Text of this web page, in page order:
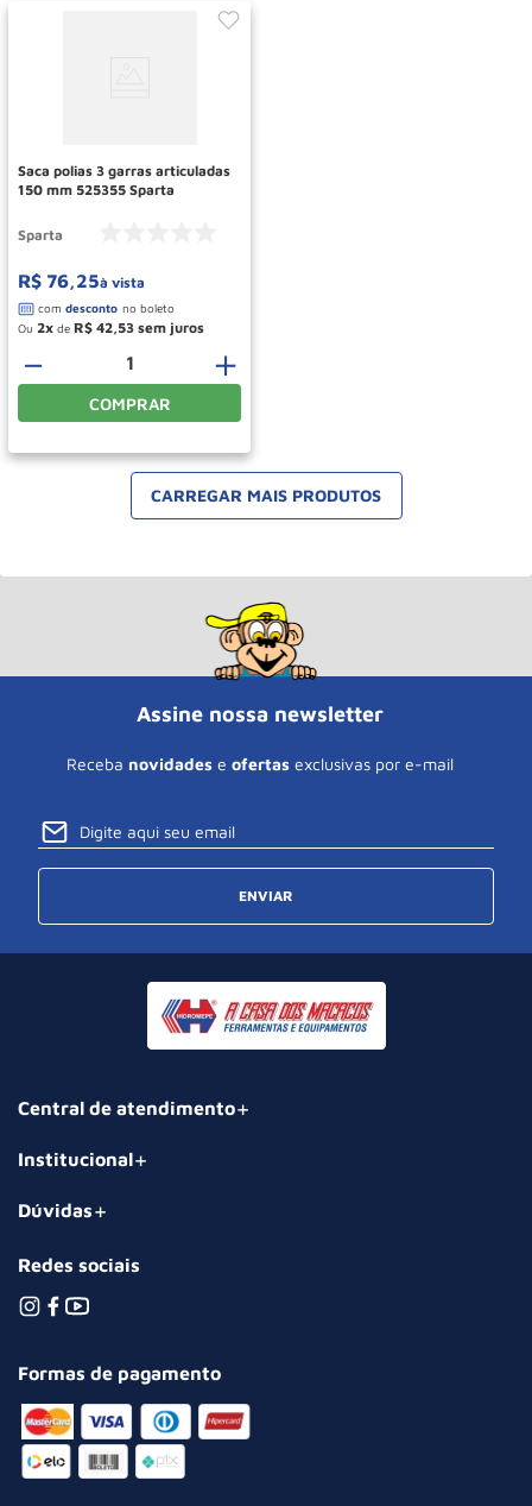
Saca polias 3 garras articuladas
150 mm 525355 Sparta
Sparta
R$ 76,25à vista
Ou 2 de R$ 42 53
＋
－
COMPRAR
Assine nossa newsletter
Receba novidades e ofertas exclusivas por e-mail
ENVIAR
Central de atendimento
Institucional
Dúvidas
Redes sociais
Formas de pagamento